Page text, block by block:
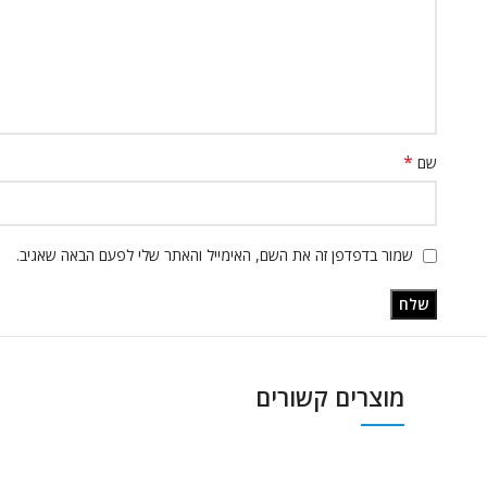
שם *
שמור בדפדפן זה את השם, האימייל והאתר שלי לפעם הבאה שאגיב.
מוצרים קשורים